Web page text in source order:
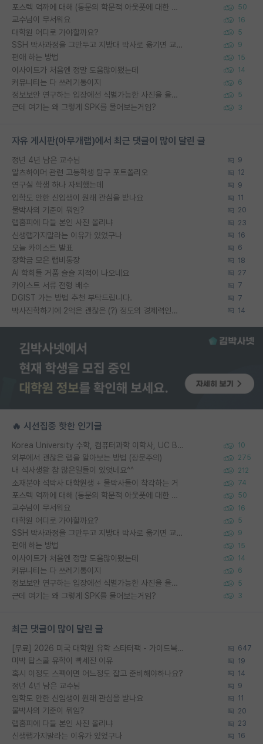
포스텍 억까에 대해 (동문의 학문적 아웃풋에 대한 반박) 50
교수님이 무서워요 16
대학원 어디로 가야할까요? 5
SSH 박사과정을 그만두고 지방대 박사로 옮기면 교수의 꿈은 끝일까요? 9
편애 하는 방법 15
이사이트가 처음엔 정말 도움많이됐는데 14
커뮤니티는 다 쓰레기통이지 6
정보보안 연구하는 입장에선 식별가능한 사진을 올리는건 비추이긴함 5
근데 여기는 왜 그렇게 SPK를 물어보는거임? 3
자유 게시판(아무개랩)에서 최근 댓글이 많이 달린 글
정년 4년 남은 교수님 9
알츠하이머 관련 고등학생 탐구 포트폴리오 12
연구실 학생 하나 자퇴했는데 9
입학도 안한 신입생이 원래 관심을 받나요 11
물박사의 기준이 뭐임? 20
랩홈피에 다들 본인 사진 올리냐 23
신생랩가지말라는 이유가 있었구나 16
오늘 카이스트 발표 6
장학금 모은 랩비통장 18
AI 학회들 거품 슬슬 지적이 나오네요 27
카이스트 서류 전형 배수 7
DGIST 가는 방법 추천 부탁드립니다. 7
박사진학하기에 2억은 괜찮은 (?) 정도의 경제력인가요 14
🔥 시선집중 핫한 인기글
Korea University 수학, 컴퓨터과학 이학사, UC Berkeley 산업공학 대학원 공학박사가 되는 것은 쉽지 않겠죠? 10
외부에서 괜찮은 랩을 알아보는 방법 (장문주의) 275
내 석사생활 참 많은일들이 있엇네요^^ 212
소재분야 석박사 대학원생 + 물박사들이 착각하는 거 74
포스텍 억까에 대해 (동문의 학문적 아웃풋에 대한 반박) 50
교수님이 무서워요 16
대학원 어디로 가야할까요? 5
SSH 박사과정을 그만두고 지방대 박사로 옮기면 교수의 꿈은 끝일까요? 9
편애 하는 방법 15
이사이트가 처음엔 정말 도움많이됐는데 14
커뮤니티는 다 쓰레기통이지 6
정보보안 연구하는 입장에선 식별가능한 사진을 올리는건 비추이긴함 5
근데 여기는 왜 그렇게 SPK를 물어보는거임? 3
최근 댓글이 많이 달린 글
[무료] 2026 미국 대학원 유학 스타터팩 - 가이드북 & 합격자 컨택메일 템플릿 647
미박 탑스쿨 유학이 빡세진 이유 19
혹시 이정도 스펙이면 어느정도 잡고 준비해야하나요? 14
정년 4년 남은 교수님 9
입학도 안한 신입생이 원래 관심을 받나요 11
물박사의 기준이 뭐임? 20
랩홈피에 다들 본인 사진 올리냐 23
신생랩가지말라는 이유가 있었구나 16